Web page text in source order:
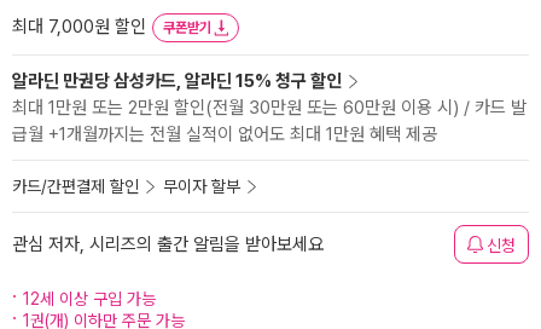
최대 7,000원 할인
쿠폰받기
알라딘 만권당 삼성카드, 알라딘 15% 청구 할인
최대 1만원 또는 2만원 할인(전월 30만원 또는 60만원 이용 시) / 카드 발
급월 +1개월까지는 전월 실적이 없어도 최대 1만원 혜택 제공
카드/간편결제 할인 무이자 할부
관심 저자, 시리즈의 출간 알림을 받아보세요 신청
12세 이상 구입 가능
1권(개) 이하만 주문 가능